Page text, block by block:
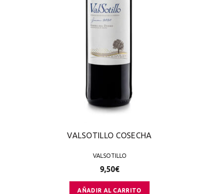
VALSOTILLO COSECHA
VALSOTILLO
9,50€
AÑADIR AL CARRITO